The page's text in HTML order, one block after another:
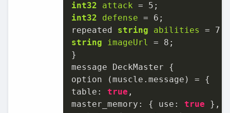
int32
attack = 5
int32
defense = 6 ;
repeated string abilities = 7
string
imageUrl = 8 ;
}
message DeckMaster {
option (muscle.message) = {
table: true ,
master_memory: { use: true },